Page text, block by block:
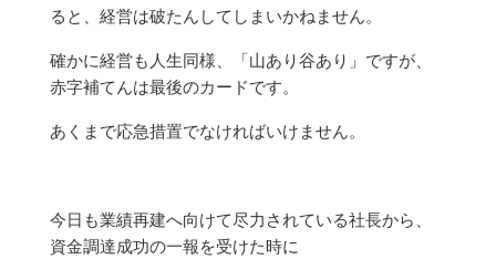
ると、経営は破たんしてしまいかねません。
確かに経営も人生同様、「山あり谷あり」ですが、
赤字補てんは最後のカードです。
あくまで応急措置でなければいけません。
今日も業績再建へ向けて尽力されている社長から、
資金調達成功の一報を受けた時に